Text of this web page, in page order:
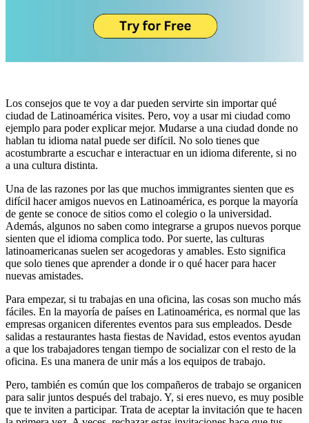
Los consejos que te voy a dar pueden servirte sin importar qué
ciudad de Latinoamérica visites. Pero, voy a usar mi ciudad como
ejemplo para poder explicar mejor. Mudarse a una ciudad donde no
hablan tu idioma natal puede ser difícil. No solo tienes que
acostumbrarte a escuchar e interactuar en un idioma diferente, si no
a una cultura distinta.
Una de las razones por las que muchos immigrantes sienten que es
difícil hacer amigos nuevos en Latinoamérica, es porque la mayoría
de gente se conoce de sitios como el colegio o la universidad.
Además, algunos no saben como integrarse a grupos nuevos porque
sienten que el idioma complica todo. Por suerte, las culturas
latinoamericanas suelen ser acogedoras y amables. Esto significa
que solo tienes que aprender a donde ir o qué hacer para hacer
nuevas amistades.
Para empezar, si tu trabajas en una oficina, las cosas son mucho más
fáciles. En la mayoría de países en Latinoamérica, es normal que las
empresas organicen diferentes eventos para sus empleados. Desde
salidas a restaurantes hasta fiestas de Navidad, estos eventos ayudan
a que los trabajadores tengan tiempo de socializar con el resto de la
oficina. Es una manera de unir más a los equipos de trabajo.
Pero, también es común que los compañeros de trabajo se organicen
para salir juntos después del trabajo. Y, si eres nuevo, es muy posible
que te inviten a participar. Trata de aceptar la invitación que te hacen